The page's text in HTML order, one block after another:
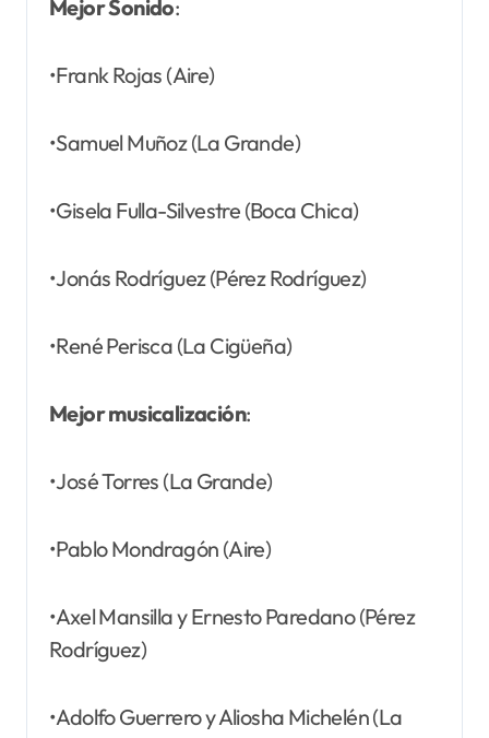
Mejor Sonido:
•Frank Rojas (Aire)
•Samuel Muñoz (La Grande)
•Gisela Fulla-Silvestre (Boca Chica)
•Jonás Rodríguez (Pérez Rodríguez)
•René Perisca (La Cigüeña)
Mejor musicalización:
•José Torres (La Grande)
•Pablo Mondragón (Aire)
•Axel Mansilla y Ernesto Paredano (Pérez
Rodríguez)
•Adolfo Guerrero y Aliosha Michelén (La